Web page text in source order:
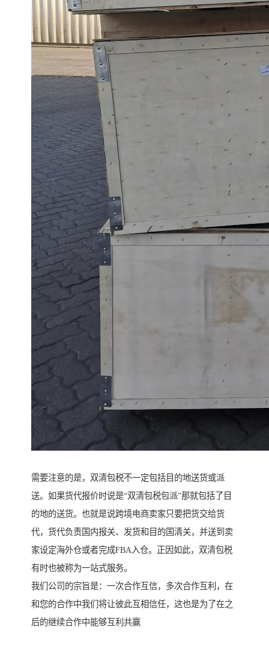
需要注意的是，双清包税不一定包括目的地送货或派
送。如果货代报价时说是“双清包税包派”那就包括了目
的地的送货。也就是说跨境电商卖家只要把货交给货
代，货代负责国内报关、发货和目的国清关，并送到卖
家设定海外仓或者完成FBA入仓。正因如此，双清包税
有时也被称为一站式服务。
我们公司的宗旨是：一次合作互信，多次合作互利，在
和您的合作中我们将让彼此互相信任，这也是为了在之
后的继续合作中能够互利共赢